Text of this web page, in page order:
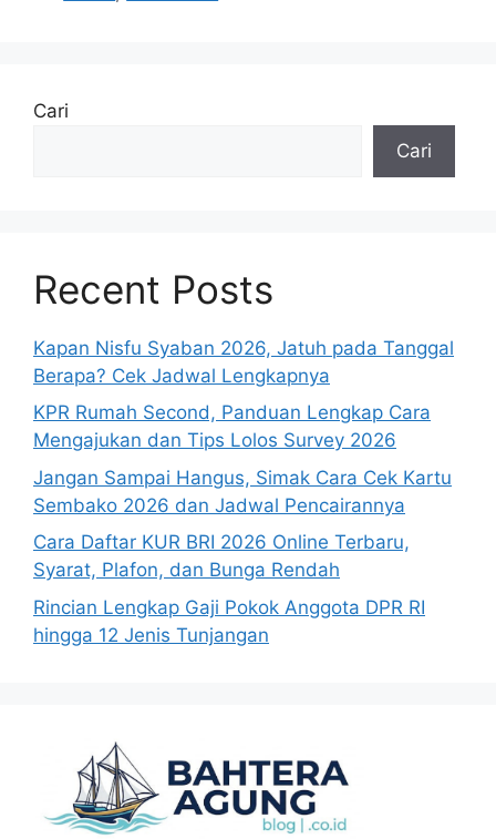
Cari
Cari
Recent Posts
Kapan Nisfu Syaban 2026, Jatuh pada Tanggal
Berapa? Cek Jadwal Lengkapnya
KPR Rumah Second, Panduan Lengkap Cara
Mengajukan dan Tips Lolos Survey 2026
Jangan Sampai Hangus, Simak Cara Cek Kartu
Sembako 2026 dan Jadwal Pencairannya
Cara Daftar KUR BRI 2026 Online Terbaru,
Syarat, Plafon, dan Bunga Rendah
Rincian Lengkap Gaji Pokok Anggota DPR RI
hingga 12 Jenis Tunjangan